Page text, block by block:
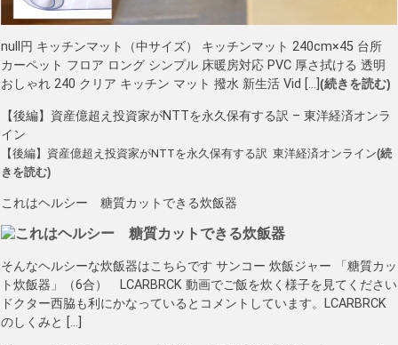
null円 キッチンマット（中サイズ） キッチンマット 240cm×45 台所
カーペット フロア ロング シンプル 床暖房対応 PVC 厚さ拭ける 透明
おしゃれ 240 クリア キッチン マット 撥水 新生活 Vid […] (続きを読む)
【後編】資産億超え投資家がNTTを永久保有する訳 – 東洋経済オンラ
イン
【後編】資産億超え投資家がNTTを永久保有する訳 東洋経済オンライン(続
きを読む)
これはヘルシー 糖質カットできる炊飯器
そんなヘルシーな炊飯器はこちらです サンコー 炊飯ジャー 「糖質カッ
ト炊飯器」（6合） LCARBRCK 動画でご飯を炊く様子を見てください
ドクター西脇も利にかなっているとコメントしています。LCARBRCK
のしくみと […]